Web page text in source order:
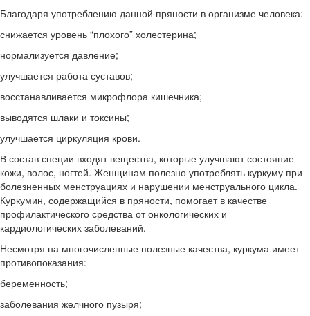
Благодаря употреблению данной пряности в организме человека:
снижается уровень “плохого” холестерина;
нормализуется давление;
улучшается работа суставов;
восстанавливается микрофлора кишечника;
выводятся шлаки и токсины;
улучшается циркуляция крови.
В состав специи входят вещества, которые улучшают состояние
кожи, волос, ногтей. Женщинам полезно употреблять куркуму при
болезненных менструациях и нарушении менструального цикла.
Куркумин, содержащийся в пряности, помогает в качестве
профилактического средства от онкологических и
кардиологических заболеваний.
Несмотря на многочисленные полезные качества, куркума имеет
противопоказания:
беременность;
заболевания желчного пузыря;